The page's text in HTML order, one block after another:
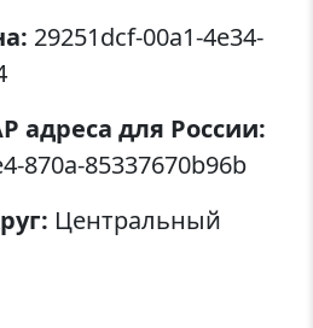
29251dcf-00a1-4e34-
адреса для России:
870a-85337670b96b
Центральный